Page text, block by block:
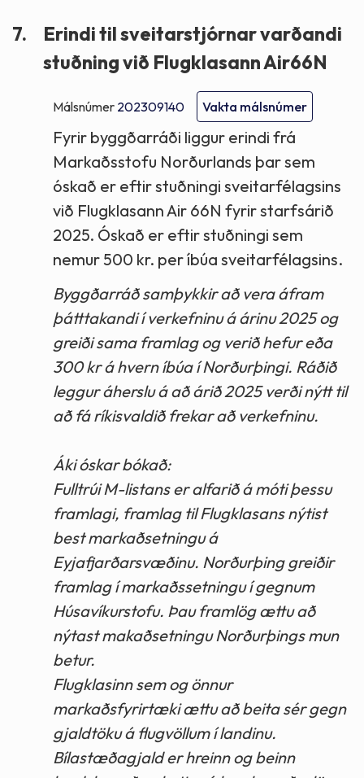
7.
Erindi til sveitarstjórnar varðandi
stuðning við Flugklasann Air66N
Málsnúmer 202309140 Vakta málsnúmer
Fyrir byggðarráði liggur erindi frá
Markaðsstofu Norðurlands þar sem
óskað er eftir stuðningi sveitarfélagsins
við Flugklasann Air 66N fyrir starfsárið
2025. Óskað er eftir stuðningi sem
nemur 500 kr. per íbúa sveitarfélagsins.
Byggðarráð samþykkir að vera áfram
þátttakandi í verkefninu á árinu 2025 og
greiði sama framlag og verið hefur eða
300 kr á hvern íbúa í Norðurþingi. Ráðið
leggur áherslu á að árið 2025 verði nýtt til
að fá ríkisvaldið frekar að verkefninu.
Áki óskar bókað:
Fulltrúi M-listans er alfarið á móti þessu
framlagi, framlag til Flugklasans nýtist
best markaðsetningu á
Eyjafjarðarsvæðinu. Norðurþing greiðir
framlag í markaðssetningu í gegnum
Húsavíkurstofu. Þau framlög ættu að
nýtast makaðsetningu Norðurþings mun
betur.
Flugklasinn sem og önnur
markaðsfyrirtæki ættu að beita sér gegn
gjaldtöku á flugvöllum í landinu.
Bílastæðagjald er hreinn og beinn